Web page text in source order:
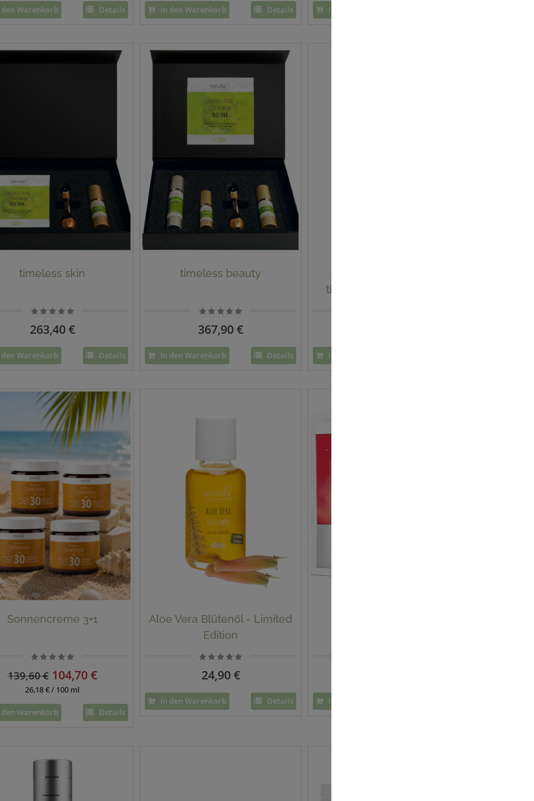
Warenkorb Details In den Warenkorb Details In den Warenkorb
timeless skin
263,40 €
Warenkorb Details
timeless beauty
367,90 €
In den Warenkorb Details
timeless inkl. Magnetbox
In den Warenkorb
Sonnencreme 3+1
139,60 €104,70 €
26,18 € / 100 ml
Warenkorb Details
Aloe Vera Blütenöl - Limited
Edition
24,90 €
In den Warenkorb Details In den Warenkorb